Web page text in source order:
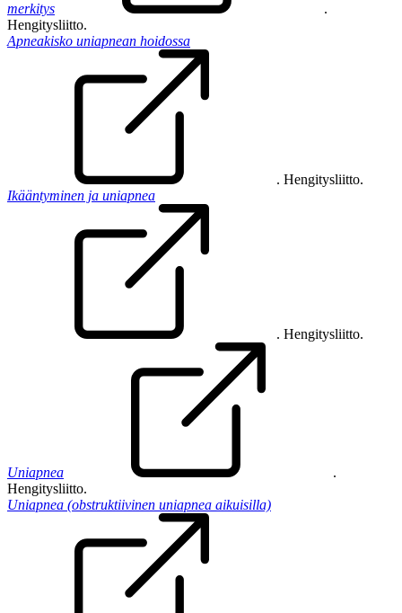
merkitys
.
Hengitysliitto.
Apneakisko uniapnean hoidossa
. Hengitysliitto.
Ikääntyminen ja uniapnea
. Hengitysliitto.
Uniapnea
.
Hengitysliitto.
Uniapnea (obstruktiivinen uniapnea aikuisilla)